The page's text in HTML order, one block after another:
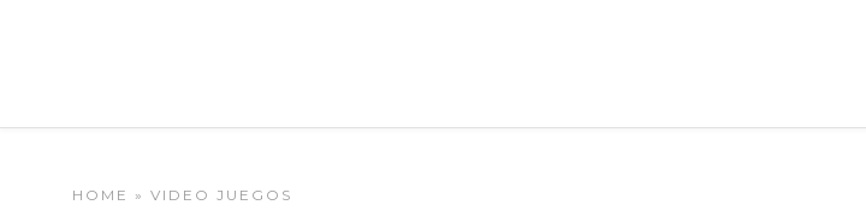
HOME » VIDEO JUEGOS